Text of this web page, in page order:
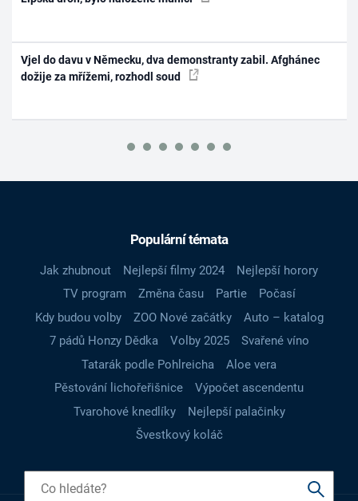
Vjel do davu v Německu, dva demonstranty zabil. Afghánec
dožije za mřížemi, rozhodl soud
Populární témata
Jak zhubnout Nejlepší filmy 2024
Nejlepší horory
TV program
Změna času Partie
Počasí
Kdy budou volby
ZOO Nové začátky
Auto – katalog
7 pádů Honzy Dědka
Volby 2025
Svařené víno
Tatarák podle Pohlreicha
Aloe vera
Pěstování lichořeřišnice
Výpočet ascendentu
Tvarohové knedlíky
Nejlepší palačinky
Švestkový koláč